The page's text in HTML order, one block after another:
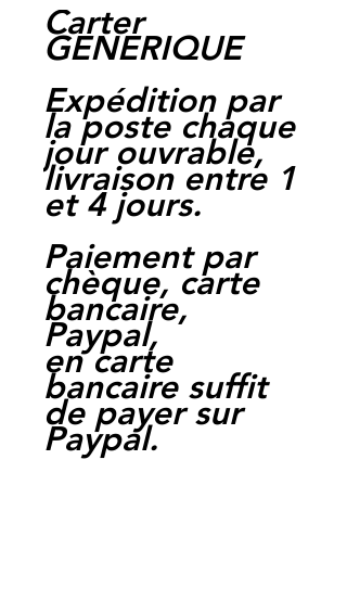
Carter
GENERIQUE
Expédition par
la poste chaque
jour ouvrable,
livraison entre 1
et 4 jours.
Paiement par
chèque, carte
bancaire,
Paypal,
en carte
bancaire suffit
de payer sur
Paypal.